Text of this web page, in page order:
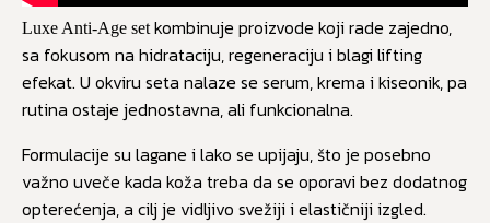
Luxe Anti-Age setkombinuje proizvode koji rade zajedno,
sa fokusom na hidrataciju, regeneraciju i blagi lifting
efekat. U okviru seta nalaze se serum, krema i kiseonik, pa
rutina ostaje jednostavna, ali funkcionalna.
Formulacije su lagane i lako se upijaju, što je posebno
važno uveče kada koža treba da se oporavi bez dodatnog
opterećenja, a cilj je vidljivo svežiji i elastičniji izgled.